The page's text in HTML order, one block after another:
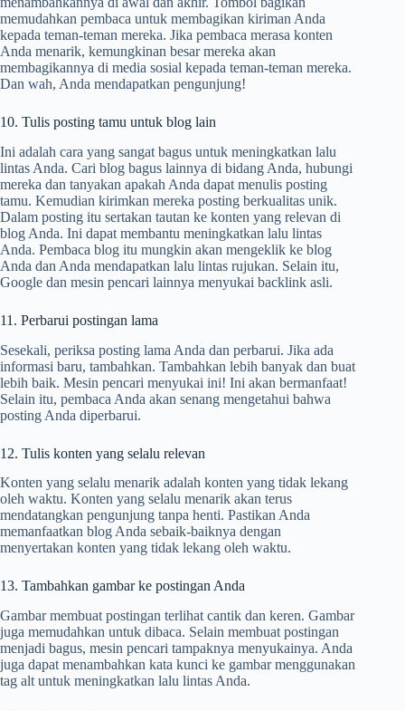
memudahkan pembaca untuk membagikan kiriman Anda
kepada teman-teman mereka. Jika pembaca merasa konten
Anda menarik, kemungkinan besar mereka akan
membagikannya di media sosial kepada teman-teman mereka.
Dan wah, Anda mendapatkan pengunjung!
10. Tulis posting tamu untuk blog lain
Ini adalah cara yang sangat bagus untuk meningkatkan lalu
lintas Anda. Cari blog bagus lainnya di bidang Anda, hubungi
mereka dan tanyakan apakah Anda dapat menulis posting
tamu. Kemudian kirimkan mereka posting berkualitas unik.
Dalam posting itu sertakan tautan ke konten yang relevan di
blog Anda. Ini dapat membantu meningkatkan lalu lintas
Anda. Pembaca blog itu mungkin akan mengeklik ke blog
Anda dan Anda mendapatkan lalu lintas rujukan. Selain itu,
Google dan mesin pencari lainnya menyukai backlink asli.
11. Perbarui postingan lama
Sesekali, periksa posting lama Anda dan perbarui. Jika ada
informasi baru, tambahkan. Tambahkan lebih banyak dan buat
lebih baik. Mesin pencari menyukai ini! Ini akan bermanfaat!
Selain itu, pembaca Anda akan senang mengetahui bahwa
posting Anda diperbarui.
12. Tulis konten yang selalu relevan
Konten yang selalu menarik adalah konten yang tidak lekang
oleh waktu. Konten yang selalu menarik akan terus
mendatangkan pengunjung tanpa henti. Pastikan Anda
memanfaatkan blog Anda sebaik-baiknya dengan
menyertakan konten yang tidak lekang oleh waktu.
13. Tambahkan gambar ke postingan Anda
Gambar membuat postingan terlihat cantik dan keren. Gambar
juga memudahkan untuk dibaca. Selain membuat postingan
menjadi bagus, mesin pencari tampaknya menyukainya. Anda
juga dapat menambahkan kata kunci ke gambar menggunakan
tag alt untuk meningkatkan lalu lintas Anda.